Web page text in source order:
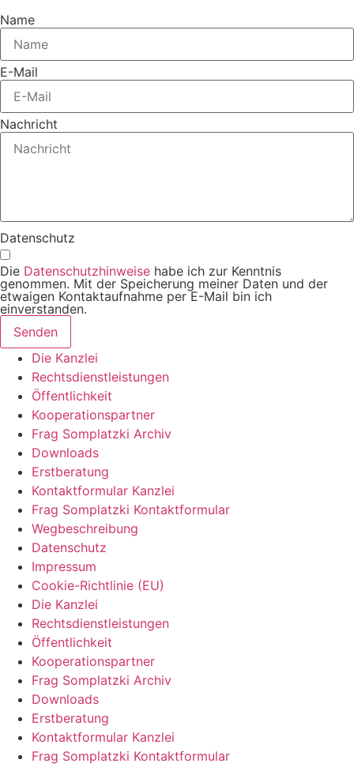
Name
E-Mail
Nachricht
Datenschutz
Die Datenschutzhinweise habe ich zur Kenntnis
genommen. Mit der Speicherung meiner Daten und der
etwaigen Kontaktaufnahme per E-Mail bin ich
einverstanden.
Senden
Die Kanzlei
Rechtsdienstleistungen
Öffentlichkeit
Kooperationspartner
Frag Somplatzki Archiv
Downloads
Erstberatung
Kontaktformular Kanzlei
Frag Somplatzki Kontaktformular
Wegbeschreibung
Datenschutz
Impressum
Cookie-Richtlinie (EU)
Die Kanzlei
Rechtsdienstleistungen
Öffentlichkeit
Kooperationspartner
Frag Somplatzki Archiv
Downloads
Erstberatung
Kontaktformular Kanzlei
Frag Somplatzki Kontaktformular